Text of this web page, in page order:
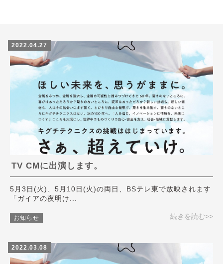
2022.04.27
TV CMに出演します。
5月3日(火)、5月10日(火)の両日、BSテレ東で放映されます
「ガイアの夜明け...
お知らせ 続きを読む>>
2022.03.08